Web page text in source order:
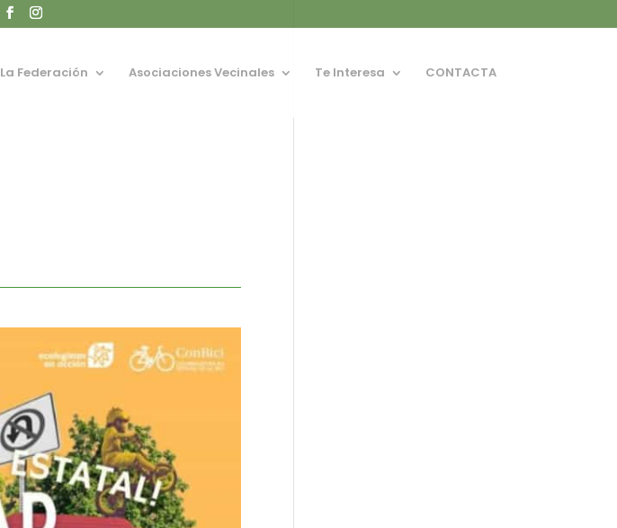
La Federación Asociaciones Vecinales Te Interesa CONTACTA